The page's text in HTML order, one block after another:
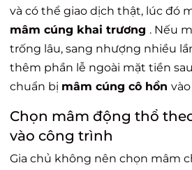
và có thể giao dịch thật, lúc đó
mâm cúng khai trương . Nếu
trống lâu, sang nhượng nhiều
thêm phần lễ ngoài mặt tiền
chuẩn bị mâm cúng cô hồn
Chọn mâm động thổ
vào công trình
Gia chủ không nên chọn mâm